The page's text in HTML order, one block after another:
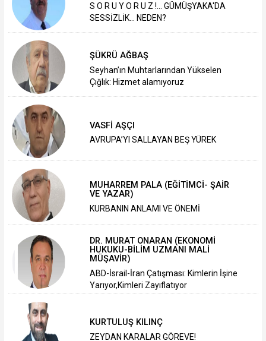
S O R U Y O R U Z !... GÜMÜŞYAKA'DA
SESSİZLİK... NEDEN?
ŞÜKRÜ AĞBAŞ
Seyhan’ın Muhtarlarından Yükselen
Çığlık: Hizmet alamıyoruz
VASFİ AŞÇI
AVRUPA’YI SALLAYAN BEŞ YÜREK
MUHARREM PALA (EĞİTİMCİ- ŞAİR
VE YAZAR)
KURBANIN ANLAMI VE ÖNEMİ
DR. MURAT ONARAN (EKONOMİ
HUKUKU-BİLİM UZMANI MALİ
MÜŞAVİR)
ABD-İsrail-İran Çatışması: Kimlerin İşine
Yarıyor,Kimleri Zayıflatıyor
KURTULUŞ KILINÇ
ZEYDAN KARALAR GÖREVE!